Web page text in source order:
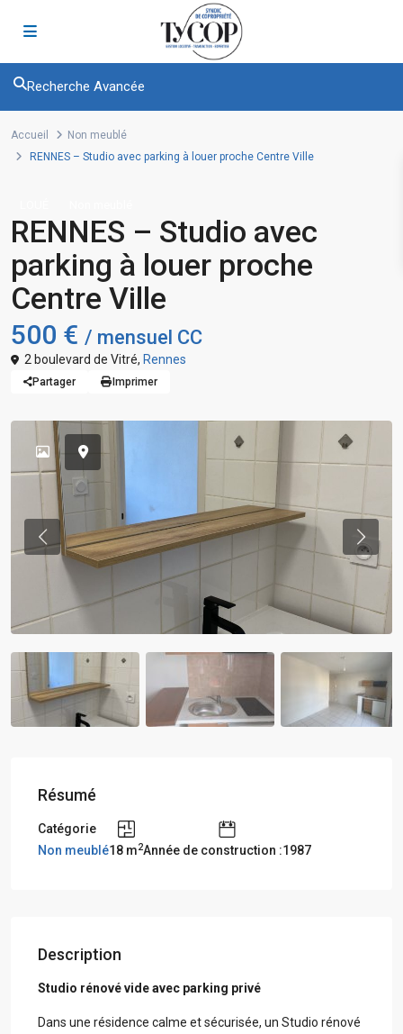
Recherche Avancée
Accueil
Non meublé
RENNES – Studio avec parking à louer proche Centre Ville
RENNES – Studio avec
parking à louer proche
Centre Ville
500 € / mensuel CC
2 boulevard de Vitré, Rennes
Partager Imprimer
Previous
Résumé
Catégorie
Non meublé18 m2Année de construction :1987
Description
Studio rénové vide avec parking privé
Dans une résidence calme et sécurisée, un Studio rénové